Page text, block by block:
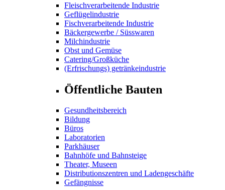
Fleischverarbeitende Industrie
Geflügelindustrie
Fischverarbeitende Industrie
Bäckergewerbe / Süsswaren
Milchindustrie
Obst und Gemüse
Catering/Großküche
(Erfrischungs) getränkeindustrie
Öffentliche Bauten
Gesundheitsbereich
Bildung
Büros
Laboratorien
Parkhäuser
Bahnhöfe und Bahnsteige
Theater, Museen
Distributionszentren und Ladengeschäfte
Gefängnisse